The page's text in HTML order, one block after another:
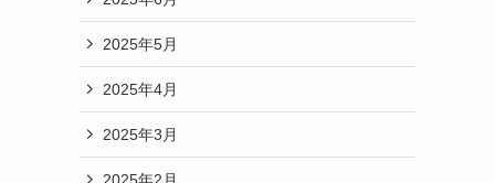
2025年5月
2025年4月
2025年3月
2025年2月